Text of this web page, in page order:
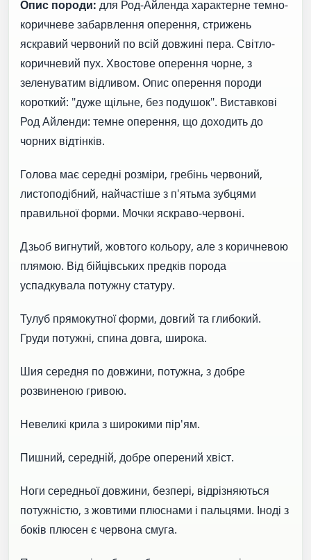
Опис породи: для Род-Айленда характерне темно-
коричневе забарвлення оперення, стрижень
яскравий червоний по всій довжині пера. Світло-
коричневий пух. Хвостове оперення чорне, з
зеленуватим відливом. Опис оперення породи
короткий: "дуже щільне, без подушок". Виставкові
Род Айленди: темне оперення, що доходить до
чорних відтінків.
Голова має середні розміри, гребінь червоний,
листоподібний, найчастіше з п'ятьма зубцями
правильної форми. Мочки яскраво-червоні.
Дзьоб вигнутий, жовтого кольору, але з коричневою
плямою. Від бійцівських предків порода
успадкувала потужну статуру.
Тулуб прямокутної форми, довгий та глибокий.
Груди потужні, спина довга, широка.
Шия середня по довжини, потужна, з добре
розвиненою гривою.
Невеликі крила з широкими пір'ям.
Пишний, середній, добре оперений хвіст.
Ноги середньої довжини, безпері, відрізняються
потужністю, з жовтими плюснами і пальцями. Іноді з
боків плюсен є червона смуга.